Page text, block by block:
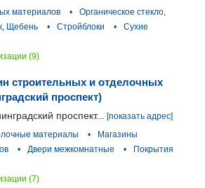
материалов •
Органическое стекло,
Щебень • Стройблоки •
Сухие
(9)
строительных и отделочных
проспект)
проспект...
[показать адрес]
материалы •
Магазины
• Двери межкомнатные •
Покрытия
(7)